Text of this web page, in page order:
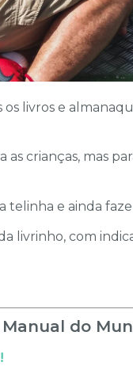
livros e
as crianças, mas
telinha e ainda
livrinho, com
do